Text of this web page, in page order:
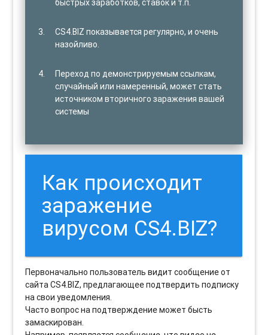
CS4.BIZ показывается регулярно, и очень
назойливо.
Переход по демонстрируемым ссылкам,
случайный или намеренный, может стать
источником вторичного заражения вашей
системы
Как происходит
заражение
вирусом CS4.BIZ?
Первоначально пользователь видит сообщение от
сайта CS4.BIZ, предлагающее подтвердить подписку
на свои уведомления.
Часто вопрос на подтверждение может бысть
замаскирован.